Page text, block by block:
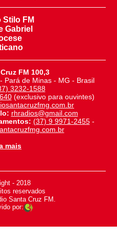
Stilo FM
Gabriel
FM 100,3
Pará de Minas - MG - Brasil
3232-1588
(exclusivo para ouvintes)
rhradios@gmail.com
(37) 9 9971-2455-
mais
- 2018
-
reservados
-
Santa Cruz FM.
por: